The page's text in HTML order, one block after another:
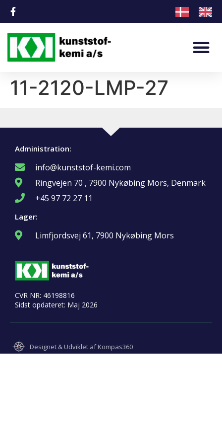
11-2120-LMP-27
Administration:
info@kunststof-kemi.com
Ringvejen 70 , 7900 Nykøbing Mors, Denmark
+45 97 72 27 11
Lager:
Limfjordsvej 61, 7900 Nykøbing Mors
CVR NR: 46198816
Sidst opdateret: Maj 2026
Designet & Udviklet af Kompas360